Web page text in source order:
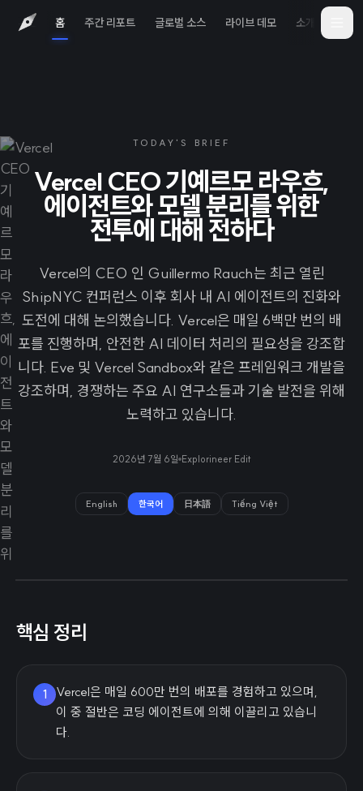
홈 주간 리포트 글로벌 소스 라이브 데모 소개
TODAY'S BRIEF
Vercel CEO 기예르모 라우흐,
에이전트와 모델 분리를 위한
전투에 대해 전하다
Vercel의 CEO 인 Guillermo Rauch는 최근 열린
ShipNYC 컨퍼런스 이후 회사 내 AI 에이전트의 진화와
도전에 대해 논의했습니다. Vercel은 매일 6백만 번의 배
포를 진행하며, 안전한 AI 데이터 처리의 필요성을 강조합
니다. Eve 및 Vercel Sandbox와 같은 프레임워크 개발을
강조하며, 경쟁하는 주요 AI 연구소들과 기술 발전을 위해
노력하고 있습니다.
2026년 7월 6일 Explorineer Edit
English 한국어 日本語 Tiếng Việt
핵심 정리
1
Vercel은 매일 600만 번의 배포를 경험하고 있으며,
이 중 절반은 코딩 에이전트에 의해 이끌리고 있습니
다.